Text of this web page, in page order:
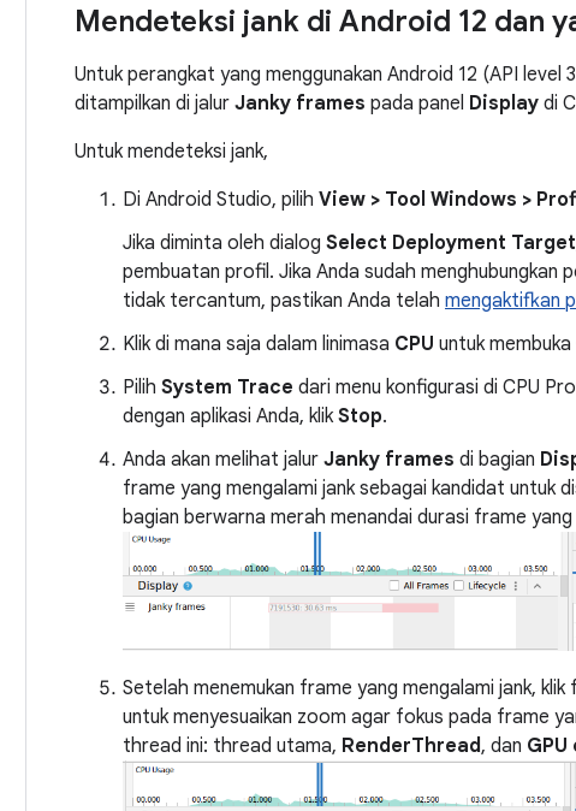
Mendeteksi jank di Android 12 dan
Untuk perangkat yang menggunakan Android 12 (API
ditampilkan di jalur Janky frames pada panel Display di
Untuk mendeteksi jank,
Di Android Studio, pilih View > Tool Windows >
Jika diminta oleh dialog Select Deployment Target
pembuatan profil. Jika Anda sudah
tidak tercantum, pastikan Anda telah mengaktifkan
Klik di mana saja dalam linimasa CPU untuk
Pilih System Trace dari menu konfigurasi di CPU
dengan aplikasi Anda, klik Stop.
Anda akan melihat jalur Janky frames di bagian
frame yang mengalami jank sebagai kandidat untuk
bagian berwarna merah menandai durasi frame
Setelah menemukan frame yang mengalami jank,
untuk menyesuaikan zoom agar fokus pada frame
thread ini: thread utama, RenderThread, dan